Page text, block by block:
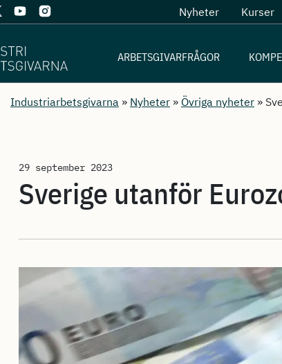
Nyheter Kurser
ARBETSGIVARFRÅGOR
Industriarbetsgivarna » Nyheter » Övriga nyheter »
29 september 2023
Sverige utanför